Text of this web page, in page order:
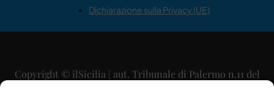
Dichiarazione sulla Privacy (UE)
Copyright © ilSicilia | aut. Tribunale di Palermo n.11 del